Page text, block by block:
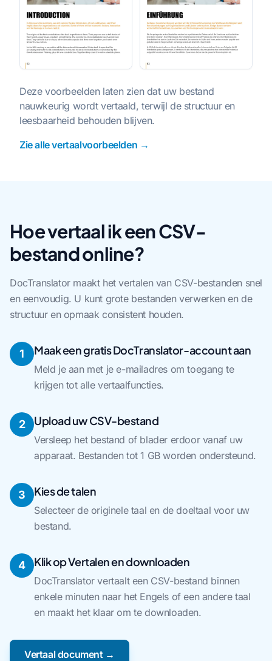
Deze voorbeelden laten zien dat uw bestand
nauwkeurig wordt vertaald, terwijl de structuur en
leesbaarheid behouden blijven.
Zie alle vertaalvoorbeelden →
Hoe vertaal ik een CSV-
bestand online?
DocTranslator maakt het vertalen van CSV-bestanden snel
en eenvoudig. U kunt grote bestanden verwerken en de
structuur en opmaak consistent houden.
1 Maak een gratis DocTranslator-account aan
Meld je aan met je e-mailadres om toegang te
krijgen tot alle vertaalfuncties.
2 Upload uw CSV-bestand
Versleep het bestand of blader erdoor vanaf uw
apparaat. Bestanden tot 1 GB worden ondersteund.
3 Kies de talen
Selecteer de originele taal en de doeltaal voor uw
bestand.
4 Klik op Vertalen en downloaden
DocTranslator vertaalt een CSV-bestand binnen
enkele minuten naar het Engels of een andere taal
en maakt het klaar om te downloaden.
Vertaal document →